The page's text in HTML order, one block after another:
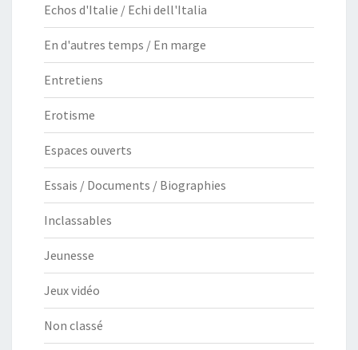
Echos d'Italie / Echi dell'Italia
En d'autres temps / En marge
Entretiens
Erotisme
Espaces ouverts
Essais / Documents / Biographies
Inclassables
Jeunesse
Jeux vidéo
Non classé